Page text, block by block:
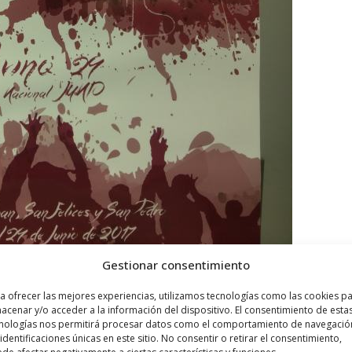
Gestionar consentimiento
ofrecer las mejores experiencias, utilizamos tecnologías como las cookies
y/o acceder a la información del dispositivo. El consentimiento de
nos permitirá procesar datos como el comportamiento de
únicas en este sitio. No consentir o retirar el consentimiento,